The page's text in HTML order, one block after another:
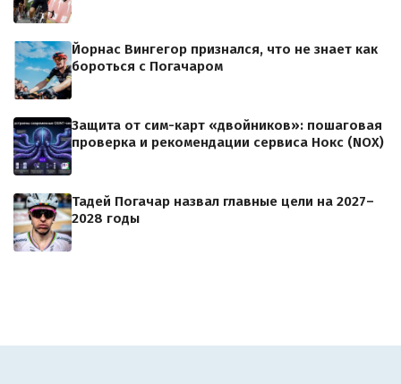
Йорнас Вингегор признался, что не знает как
бороться с Погачаром
Защита от сим-карт «двойников»: пошаговая
проверка и рекомендации сервиса Нокс (NOX)
Тадей Погачар назвал главные цели на 2027–
2028 годы